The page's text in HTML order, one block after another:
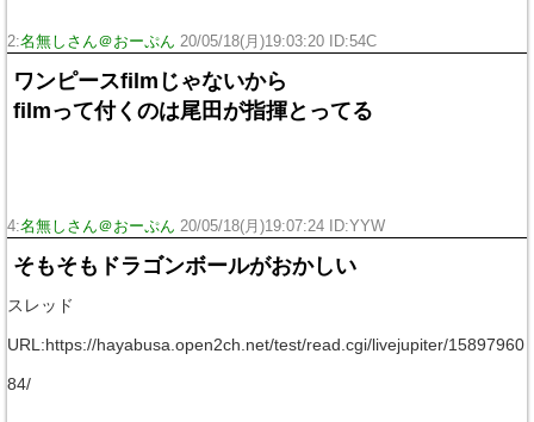
2:名無しさん＠おーぷん 20/05/18(月)19:03:20 ID:54C
ワンピースfilmじゃないから
filmって付くのは尾田が指揮とってる
4:名無しさん＠おーぷん 20/05/18(月)19:07:24 ID:YYW
そもそもドラゴンボールがおかしい
スレッド
URL:https://hayabusa.open2ch.net/test/read.cgi/livejupiter/15897960
84/